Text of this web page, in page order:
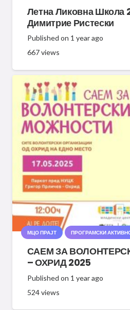
Летна Ликовна Школа
Димитрие Ристески
Published on 1 year ago
667views
МЦО ПРАЈТ ПРОГРАМСКИ
САЕМ ЗА
– ОХРИД 2025
Published on 1 year ago
524views